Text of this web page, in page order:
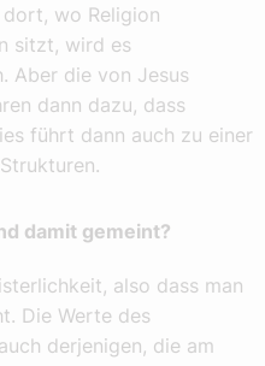
wo Religion
sitzt, wird es
Aber die von Jesus
dann dazu, dass
führt dann auch zu einer
damit gemeint?
also dass man
Die Werte des
derjenigen, die am